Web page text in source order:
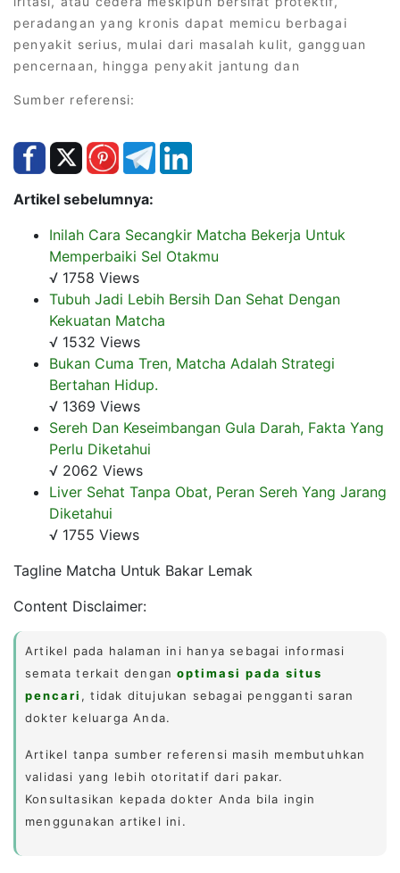
peradangan yang kronis dapat memicu berbagai
penyakit serius, mulai dari masalah kulit, gangguan
pencernaan, hingga penyakit jantung dan
Sumber referensi:
Artikel sebelumnya:
Inilah Cara Secangkir Matcha Bekerja Untuk
Memperbaiki Sel Otakmu
√ 1758 Views
Tubuh Jadi Lebih Bersih Dan Sehat Dengan
Kekuatan Matcha
√ 1532 Views
Bukan Cuma Tren, Matcha Adalah Strategi
Bertahan Hidup.
√ 1369 Views
Sereh Dan Keseimbangan Gula Darah, Fakta Yang
Perlu Diketahui
√ 2062 Views
Liver Sehat Tanpa Obat, Peran Sereh Yang Jarang
Diketahui
√ 1755 Views
Tagline Matcha Untuk Bakar Lemak
Content Disclaimer:
Artikel pada halaman ini hanya sebagai informasi
semata terkait denganoptimasi pada situs
pencari , tidak ditujukan sebagai pengganti saran
dokter keluarga Anda.
Artikel tanpa sumber referensi masih membutuhkan
validasi yang lebih otoritatif dari pakar.
Konsultasikan kepada dokter Anda bila ingin
menggunakan artikel ini.